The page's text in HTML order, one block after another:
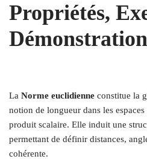
Propriétés,
La Norme euclidienne constitue la
notion de longueur dans les
produit scalaire. Elle induit une
permettant de définir distances,
cohérente.